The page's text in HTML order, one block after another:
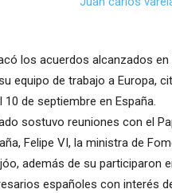
los acuerdos alcanzados
equipo de trabajo a Europa,
de septiembre en España.
sostuvo reuniones con el
Felipe VI, la ministra de
además de su participaron
españoles con interés